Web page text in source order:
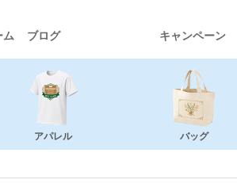
ム ブログ キャンペーン
アパレル バッグ